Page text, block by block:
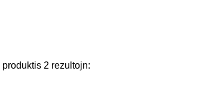
produktis 2 rezultojn: